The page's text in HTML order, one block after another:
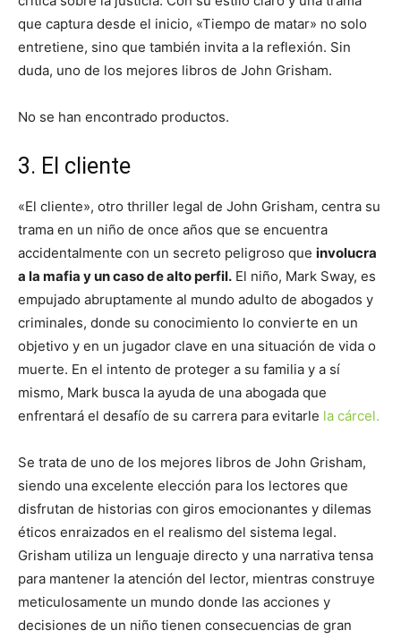
que captura desde el inicio, «Tiempo de matar» no solo
entretiene, sino que también invita a la reflexión. Sin
duda, uno de los mejores libros de John Grisham.
No se han encontrado productos.
3. El cliente
«El cliente», otro thriller legal de John Grisham, centra su
trama en un niño de once años que se encuentra
accidentalmente con un secreto peligroso que involucra
a la mafia y un caso de alto perfil. El niño, Mark Sway, es
empujado abruptamente al mundo adulto de abogados y
criminales, donde su conocimiento lo convierte en un
objetivo y en un jugador clave en una situación de vida o
muerte. En el intento de proteger a su familia y a sí
mismo, Mark busca la ayuda de una abogada que
enfrentará el desafío de su carrera para evitarle la cárcel.
Se trata de uno de los mejores libros de John Grisham,
siendo una excelente elección para los lectores que
disfrutan de historias con giros emocionantes y dilemas
éticos enraizados en el realismo del sistema legal.
Grisham utiliza un lenguaje directo y una narrativa tensa
para mantener la atención del lector, mientras construye
meticulosamente un mundo donde las acciones y
decisiones de un niño tienen consecuencias de gran